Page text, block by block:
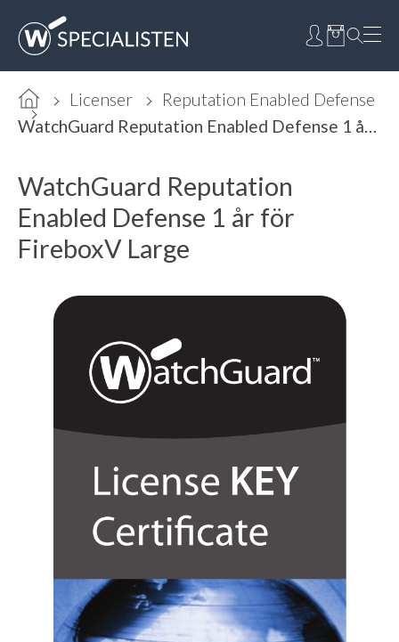
Licenser
Reputation Enabled Defense
WatchGuard Reputation
Enabled Defense 1 år för
FireboxV Large